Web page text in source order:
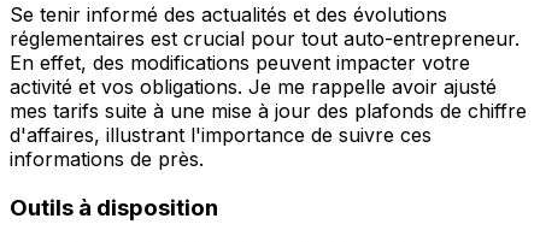
Se tenir informé des actualités et des évolutions
réglementaires est crucial pour tout auto-entrepreneur.
En effet, des modifications peuvent impacter votre
activité et vos obligations. Je me rappelle avoir ajusté
mes tarifs suite à une mise à jour des plafonds de chiffre
d'affaires, illustrant l'importance de suivre ces
informations de près.
Outils à disposition